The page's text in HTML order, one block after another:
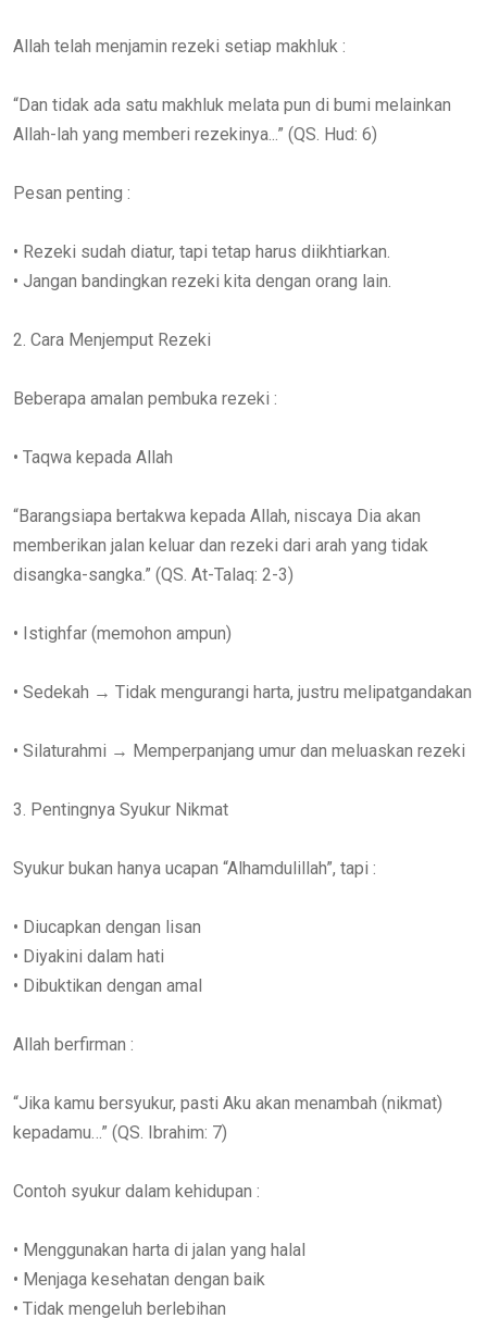
Allah telah menjamin rezeki setiap makhluk :
“Dan tidak ada satu makhluk melata pun di bumi melainkan
Allah-lah yang memberi rezekinya...” (QS. Hud: 6)
Pesan penting :
• Rezeki sudah diatur, tapi tetap harus diikhtiarkan.
• Jangan bandingkan rezeki kita dengan orang lain.
2. Cara Menjemput Rezeki
Beberapa amalan pembuka rezeki :
• Taqwa kepada Allah
“Barangsiapa bertakwa kepada Allah, niscaya Dia akan
memberikan jalan keluar dan rezeki dari arah yang tidak
disangka-sangka.” (QS. At-Talaq: 2-3)
• Istighfar (memohon ampun)
• Sedekah → Tidak mengurangi harta, justru melipatgandakan
• Silaturahmi → Memperpanjang umur dan meluaskan rezeki
3. Pentingnya Syukur Nikmat
Syukur bukan hanya ucapan “Alhamdulillah”, tapi :
• Diucapkan dengan lisan
• Diyakini dalam hati
• Dibuktikan dengan amal
Allah berfirman :
“Jika kamu bersyukur, pasti Aku akan menambah (nikmat)
kepadamu…” (QS. Ibrahim: 7)
Contoh syukur dalam kehidupan :
• Menggunakan harta di jalan yang halal
• Menjaga kesehatan dengan baik
• Tidak mengeluh berlebihan